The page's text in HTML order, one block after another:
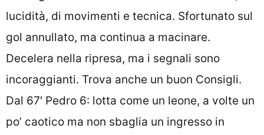
lucidità, di movimenti e tecnica. Sfortunato sul
gol annullato, ma continua a macinare.
Decelera nella ripresa, ma i segnali sono
incoraggianti. Trova anche un buon Consigli.
Dal 67′ Pedro 6: lotta come un leone, a volte un
po’ caotico ma non sbaglia un ingresso in